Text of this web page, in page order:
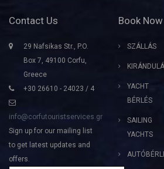
Contact Us
29 Nafsikas Str., P.O.
Box 7, 49100 Corfu,
Greece
+30 26610 - 24023 / 4
info@corfutouristservices.gr
Sign up for our mailing list
to get latest updates and
offers.
Book Now
SZÁLLÁS
YACHT
BÉRLÉS
SAILING
YACHTS